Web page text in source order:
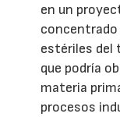
en un
concentrado
estériles del
que podría
materia
procesos